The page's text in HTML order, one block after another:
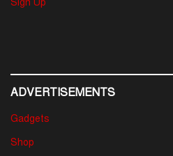
ADVERTISEMENTS
Gadgets
Shop